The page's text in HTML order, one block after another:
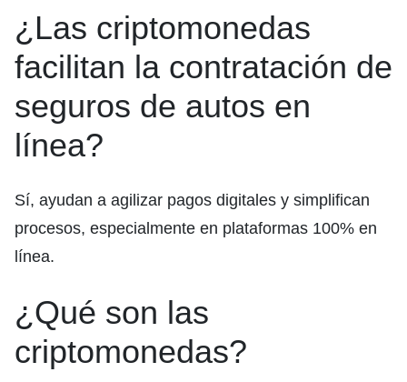
¿Las criptomonedas
facilitan la contratación de
seguros de autos en
línea?
Sí, ayudan a agilizar pagos digitales y simplifican
procesos, especialmente en plataformas 100% en
línea.
¿Qué son las
criptomonedas?